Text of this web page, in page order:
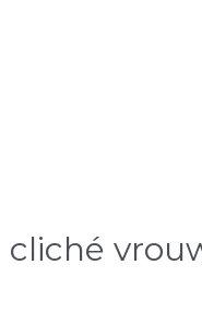
cliché